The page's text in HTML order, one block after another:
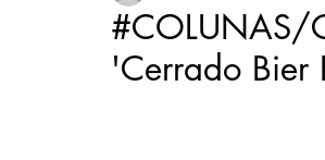
#COLUNAS/
'Cerrado Bier